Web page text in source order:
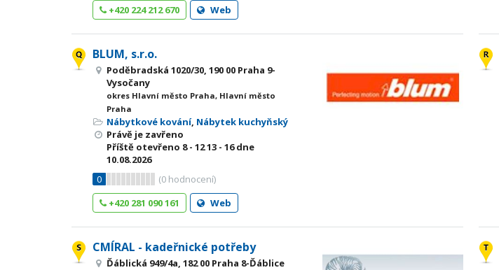
+420 224 212 670
Web
BLUM, s.r.o.
Poděbradská 1020/30, 190 00 Praha 9-
Vysočany
okres Hlavní město Praha, Hlavní město
Praha
Nábytkové kování, Nábytek kuchyňský
Právě je zavřeno
Příště otevřeno 8 - 1213 - 16dne
10.08.2026
0
(0 hodnocení)
+420 281 090 161
Web
CMÍRAL - kadeřnické potřeby
Ďáblická 949/4a, 182 00 Praha 8-Ďáblice